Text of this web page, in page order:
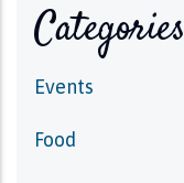
Categories
Events
Food